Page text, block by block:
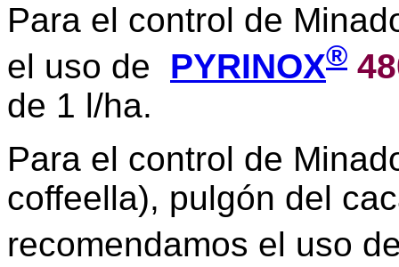
Para el control de
el uso de PYRINOX®
de 1 l/ha.
Para el control de
coffeella), pulgón del
recomendamos el uso